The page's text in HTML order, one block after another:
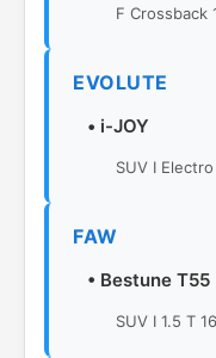
F Crossback
EVOLUTE
• i-JOY
SUV I
FAW
• Bestune T55
SUV I 1.5 T